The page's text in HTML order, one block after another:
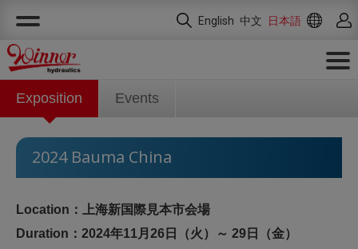
English 中文 日本語
Exposition Events
2024 Bauma China
Location：上海新国際見本市会場
Duration：2024年11月26日（火）～ 29日（金）